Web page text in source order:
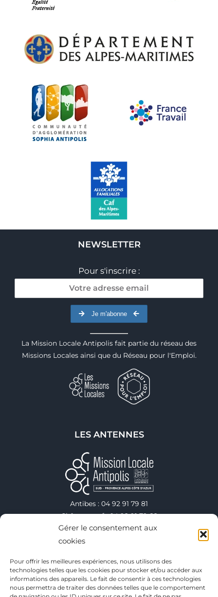
Gérer le consentement aux
cookies
Pour offrir les meilleures expériences, nous utilisons des
technologies telles que les cookies pour stocker et/ou accéder aux
informations des appareils. Le fait de consentir à ces technologies
nous permettra de traiter des données telles que le comportement
NEWSLETTER
Pour s'inscrire :
Je m'abonne
La Mission Locale Antipolis fait partie du réseau des
Missions Locales ainsi que du Réseau pour l'Emploi.
LES ANTENNES
Antibes : 04 92 91 79 81
Châteauneuf : 04 92 91 79 82
Valbonne : 04 92 91 79 75
Vallauris : 04 92 38 40 00
Copyright 2025